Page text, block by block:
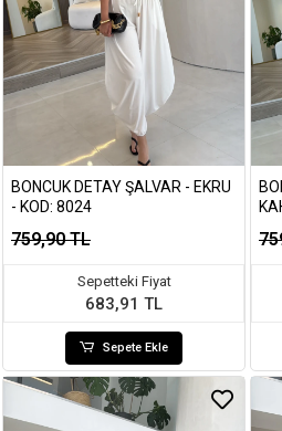
BONCUK DETAY ŞALVAR - EKRU
- KOD: 8024
759,90 TL
Sepetteki Fiyat
683,91 TL
Sepete Ekle